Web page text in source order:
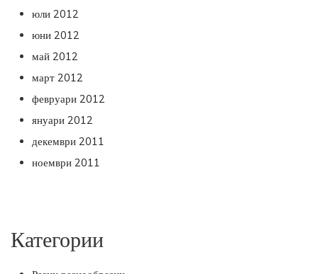
юли 2012
юни 2012
май 2012
март 2012
февруари 2012
януари 2012
декември 2011
ноември 2011
Категории